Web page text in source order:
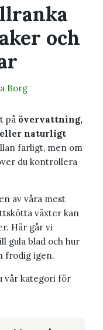
och
Borg
på övervattning,
naturligt
farligt, men om
du kontrollera
av våra mest
växter kan
Här går vi
gula blad och hur
frodig igen.
vår kategori för